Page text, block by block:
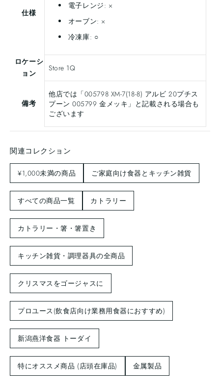
仕様
電子レンジ: ×
オーブン: ×
冷凍庫: ○
ロケーシ
ョン
Store 1Q
備考
他店では「005798 XM-7(18-8) アルビ 20プチス
プーン 005799 金メッキ」と記載される場合も
ございます
関連コレクション
¥1,000未満の商品 ご家庭向け食器とキッチン雑貨
すべての商品一覧 カトラリー
カトラリー・箸・箸置き
キッチン雑貨・調理器具の全商品
クリスマスをゴージャスに
プロユース(飲食店向け業務用食器におすすめ)
新潟燕洋食器 トーダイ
特にオススメ商品 (店頭在庫品) 金属製品